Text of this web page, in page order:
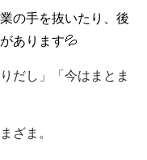
の手を抜いたり、後
あります💦
だし」「今はまとま
ざま。